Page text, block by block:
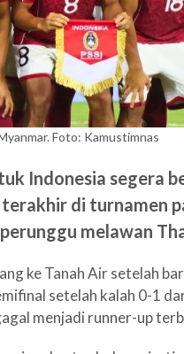
Foto: Kamustimnas
Indonesia segera
di turnamen
melawan
ke Tanah Air setelah
setelah kalah 0-1
menjadi runner-up